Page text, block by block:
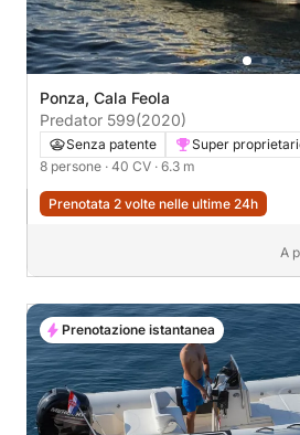
Ponza, Cala Feola
Predator 599(2020)
Senza patente
Super
8 persone · 40 CV · 6.3 m
Prenotata 2 volte nelle ultime 24h
A
Prenotazione istantanea